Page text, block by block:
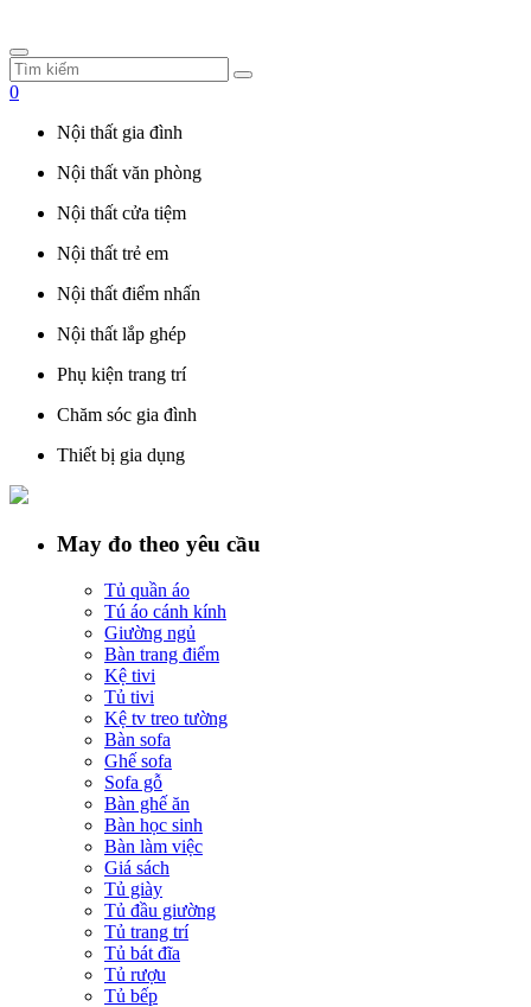
0
Nội thất gia đình
Nội thất văn phòng
Nội thất cửa tiệm
Nội thất trẻ em
Nội thất điểm nhấn
Nội thất lắp ghép
Phụ kiện trang trí
Chăm sóc gia đình
Thiết bị gia dụng
May đo theo yêu cầu
Tủ quần áo
Tú áo cánh kính
Giường ngủ
Bàn trang điểm
Kệ tivi
Tủ tivi
Kệ tv treo tường
Bàn sofa
Ghế sofa
Sofa gỗ
Bàn ghế ăn
Bàn học sinh
Bàn làm việc
Giá sách
Tủ giày
Tủ đầu giường
Tủ trang trí
Tủ bát đĩa
Tủ rượu
Tủ bếp